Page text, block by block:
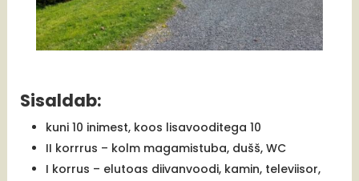
Sisaldab:
kuni 10 inimest, koos lisavooditega 10
II korrrus – kolm magamistuba, dušš, WC
I korrus – elutoas diivanvoodi, kamin, televiisor,